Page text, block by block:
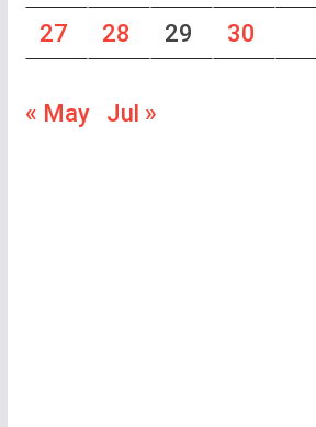
27
28 29 30
« May Jul »